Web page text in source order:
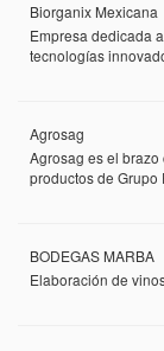
Biorganix Mexicana
Empresa dedicada
tecnologías
Agrosag
Agrosag es el
productos de Grupo
BODEGAS MARBA
Elaboración de